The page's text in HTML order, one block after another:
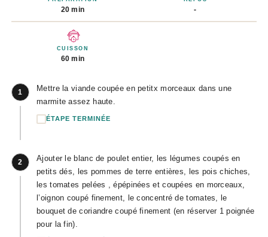
20 min -
CUISSON
60 min
1
Mettre la viande coupée en petitx morceaux dans une
marmite assez haute.
ÉTAPE TERMINÉE
2
Ajouter le blanc de poulet entier, les légumes coupés en
petits dés, les pommes de terre entières, les pois chiches,
les tomates pelées , épépinées et coupées en morceaux,
l’oignon coupé finement, le concentré de tomates, le
bouquet de coriandre coupé finement (en réserver 1 poignée
pour la fin).